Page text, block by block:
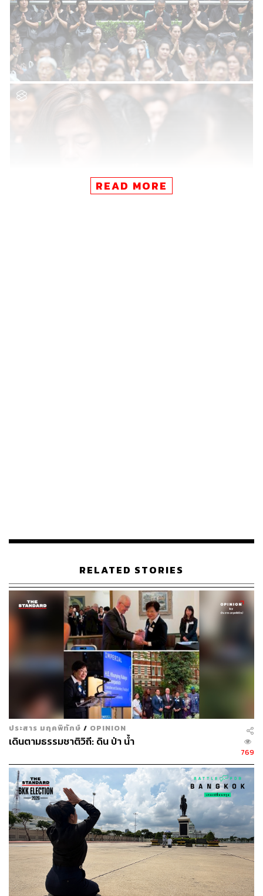
ห้วงเวลาแห่งการถวายความอาลัย ทุกดวงใจต่างน้อมรำลึก
ถึงพระองค์
READ MORE
RELATED STORIES
ประสาร มฤคพิทักษ์ / OPINION
เดินตามธรรมชาติวิถี: ดิน ป่า น้ำ
769